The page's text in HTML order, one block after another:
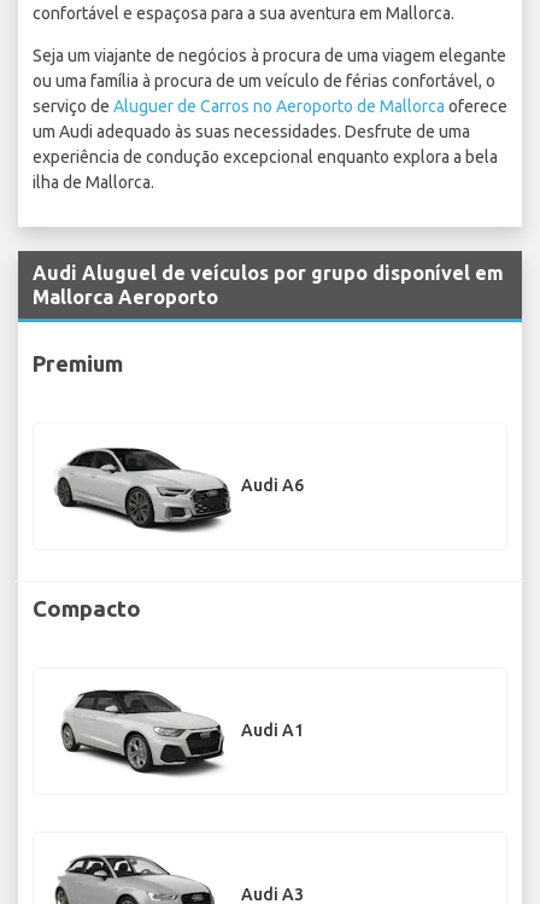
confortável e espaçosa para a sua aventura em Mallorca.
Seja um viajante de negócios à procura de uma viagem elegante
ou uma família à procura de um veículo de férias confortável, o
serviço de Aluguer de Carros no Aeroporto de Mallorca oferece
um Audi adequado às suas necessidades. Desfrute de uma
experiência de condução excepcional enquanto explora a bela
ilha de Mallorca.
Audi Aluguel de veículos por grupo disponível em
Mallorca Aeroporto
Premium
Audi A6
Compacto
Audi A1
Audi A3